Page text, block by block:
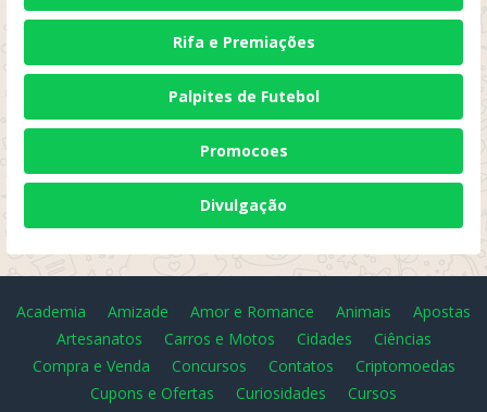
Rifa e Premiações
Palpites de Futebol
Promocoes
Divulgação
Academia Amizade Amor e Romance Animais
Apostas
Artesanatos
Carros e Motos Cidades
Ciências
Compra e Venda
Concursos Contatos
Criptomoedas
Cupons e Ofertas
Curiosidades
Cursos